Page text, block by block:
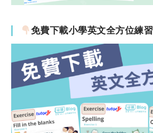
免費下載小學英文全方位練習